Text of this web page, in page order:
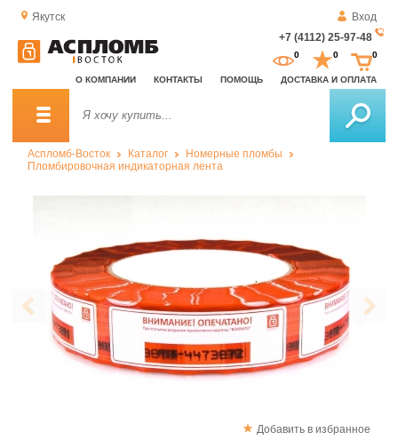
Якутск
Вход
+7 (4112) 25-97-48
О КОМПАНИИ КОНТАКТЫ ПОМОЩЬ ДОСТАВКА И ОПЛАТА
0 0 0
Аспломб-Восток Каталог
Номерные пломбы
Пломбировочная индикаторная лента
Добавить в избранное